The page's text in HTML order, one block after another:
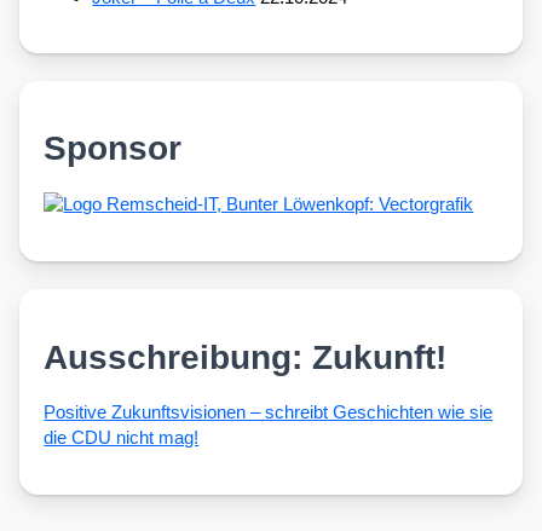
Sponsor
Ausschreibung: Zukunft!
Posi­ti­ve Zukunfts­vi­sio­nen – schreibt Geschich­ten wie sie
die CDU nicht mag!